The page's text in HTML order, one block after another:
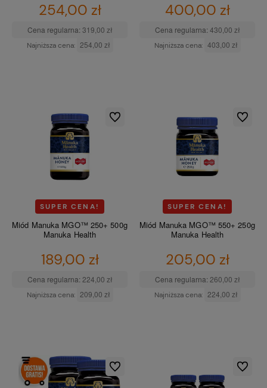
254,00 zł
Cena regularna: 319,00 zł
Najniższa cena: 254,00 zł
400,00 zł
Cena regularna: 430,00 zł
Najniższa cena: 403,00 zł
SUPER CENA!
Miód Manuka MGO™ 250+ 500g
Manuka Health
189,00 zł
Cena regularna: 224,00 zł
Najniższa cena: 209,00 zł
Do ulubionych
SUPER CENA!
Miód Manuka MGO™ 550+ 250g
Manuka Health
205,00 zł
Cena regularna: 260,00 zł
Najniższa cena: 224,00 zł
Do
Do ulubionych Do